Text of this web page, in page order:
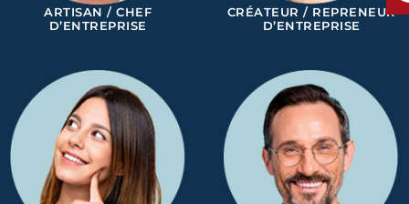
ARTISAN / CHEF
D’ENTREPRISE
CRÉATEUR / REPRENEUR
D’ENTREPRISE